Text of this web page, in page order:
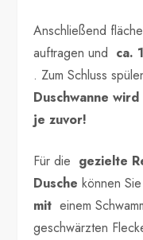
Anschließend
auftragen und ca.
. Zum Schluss
Duschwanne
je zuvor!
Für die gezielte
Dusche können
mit einem
geschwärzten